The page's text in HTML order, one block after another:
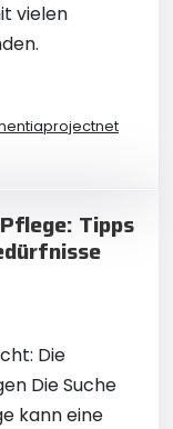
vielen
Tipps
Die
Die Suche
kann eine